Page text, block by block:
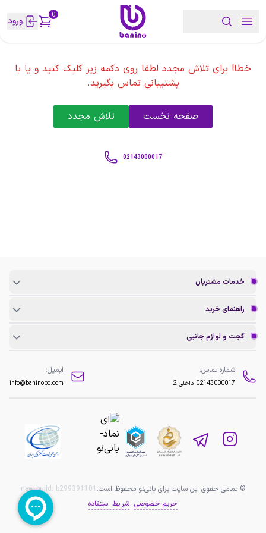
0 ورود
خطا! برای تلاش مجدد لطفا روی دکمه زیر کلیک کنید و یا با
پشتیبانی تماس بگیرید.
صفحه نخست تلاش مجدد
02143000017
خدمات مشتریان
راهنمای خرید
گجت و لوازم جانبی
شماره تماس:
02143000017 داخلی 2
ایمیل:
info@baninopc.com
© تمامی حقوق این سایت برای بانی‌نو محفوظ است. new build: b299391101
حریم خصوصی شرایط استفاده